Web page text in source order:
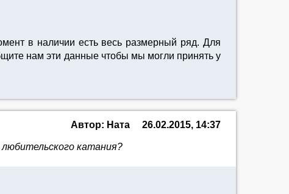
в наличии есть весь размерный ряд. Для
нам эти данные чтобы мы могли принять у
Автор: Ната 26.02.2015, 14:37
катания?